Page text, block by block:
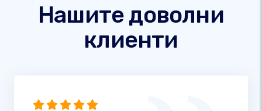
Нашите доволни
клиенти